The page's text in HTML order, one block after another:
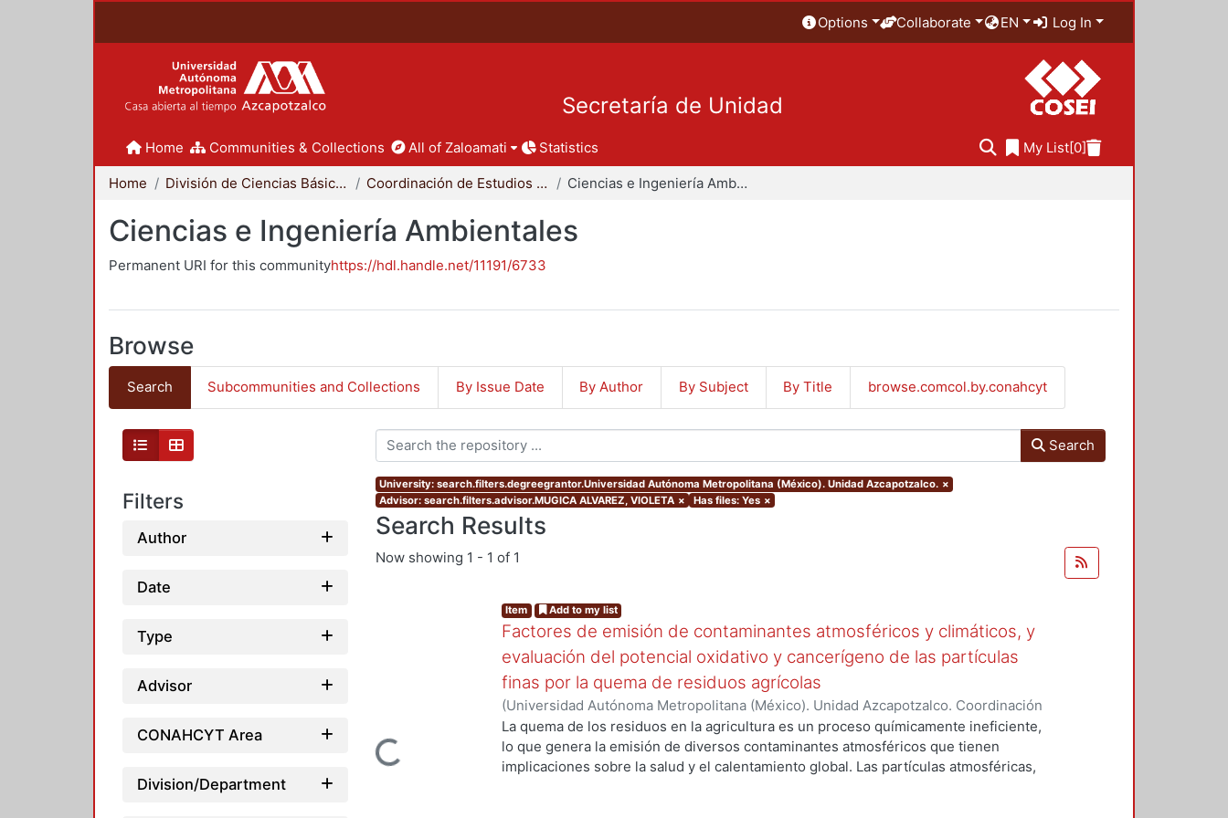
Options Collaborate EN Log In
Secretaría de Unidad
Home Communities & Collections All of Zaloamati Statistics My List[0]
Home División de Ciencias Básicas e Ingeniería Coordinación de Estudios de Posgrado - CBI Ciencias e Ingeniería Ambientales
Ciencias e Ingeniería Ambientales
Permanent URI for this communityhttps://hdl.handle.net/11191/6733
Browse
Search Subcommunities and Collections By Issue Date By Author By Subject By Title browse.comcol.by.conahcyt
Filters
Author
Date
Type
Advisor
CONAHCYT Area
Division/Department
Search
University: search.filters.degreegrantor.Universidad Autónoma Metropolitana (México). Unidad Azcapotzalco. ×
Advisor: search.filters.advisor.MUGICA ALVAREZ, VIOLETA × Has files: Yes ×
Search Results
Now showing 1 - 1 of 1
Loading...
Item Add to my list
Factores de emisión de contaminantes atmosféricos y climáticos, y
evaluación del potencial oxidativo y cancerígeno de las partículas
finas por la quema de residuos agrícolas
(Universidad Autónoma Metropolitana (México). Unidad Azcapotzalco. Coordinación
de Servicios de Información.,2017)SANTIAGO DE LA ROSA, NAXIELI
La quema de los residuos en la agricultura es un proceso químicamente ineficiente,
lo que genera la emisión de diversos contaminantes atmosféricos que tienen
implicaciones sobre la salud y el calentamiento global. Las partículas atmosféricas,